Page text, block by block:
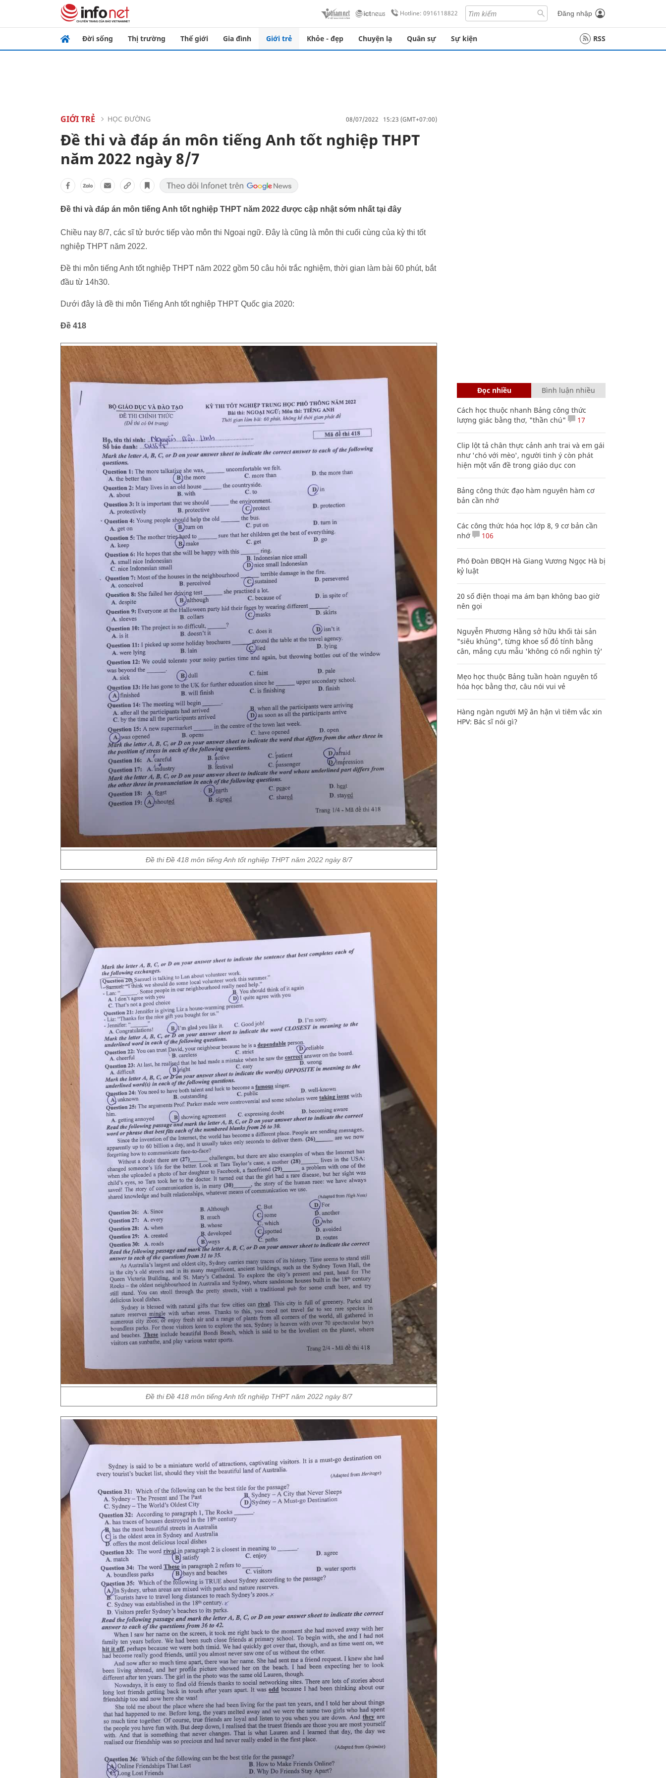
Hotline: 0916118822 Đăng nhập
Đời sống Thị trường Thế giới Gia đình Giới trẻ Khỏe - đẹp Chuyện lạ Quân sự Sự kiện RSS
GIỚI TRẺ HỌC ĐƯỜNG 08/07/2022 15:23 (GMT+07:00)
Đề thi và đáp án môn tiếng Anh tốt nghiệp THPT
năm 2022 ngày 8/7
Đề thi và đáp án môn tiếng Anh tốt nghiệp THPT năm 2022 được cập nhật sớm nhất tại đây
Chiều nay 8/7, các sĩ tử bước tiếp vào môn thi Ngoại ngữ. Đây là cũng là môn thi cuối cùng của kỳ thi tốt
nghiệp THPT năm 2022.
Đề thi môn tiếng Anh tốt nghiệp THPT năm 2022 gồm 50 câu hỏi trắc nghiệm, thời gian làm bài 60 phút, bắt
đầu từ 14h30.
Dưới đây là đề thi môn Tiếng Anh tốt nghiệp THPT Quốc gia 2020:
Đề 418
Đề thi Đề 418 môn tiếng Anh tốt nghiệp THPT năm 2022 ngày 8/7
Đề thi Đề 418 môn tiếng Anh tốt nghiệp THPT năm 2022 ngày 8/7
Đọc nhiều Bình luận nhiều
Cách học thuộc nhanh Bảng công thức
lượng giác bằng thơ, "thần chú"
17
Clip lột tả chân thực cảnh anh trai và em gái
như 'chó với mèo', người tinh ý còn phát
hiện một vấn đề trong giáo dục con
Bảng công thức đạo hàm nguyên hàm cơ
bản cần nhớ
Các công thức hóa học lớp 8, 9 cơ bản cần
nhớ
106
Phó Đoàn ĐBQH Hà Giang Vương Ngọc Hà bị
kỷ luật
20 số điện thoại ma ám bạn không bao giờ
nên gọi
Nguyễn Phương Hằng sở hữu khối tài sản
"siêu khủng", từng khoe sổ đỏ tính bằng
cân, mắng cựu mẫu 'không có nổi nghìn tỷ'
Mẹo học thuộc Bảng tuần hoàn nguyên tố
hóa học bằng thơ, câu nói vui vẻ
Hàng ngàn người Mỹ ân hận vì tiêm vắc xin
HPV: Bác sĩ nói gì?